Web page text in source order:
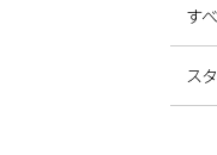
す
ス